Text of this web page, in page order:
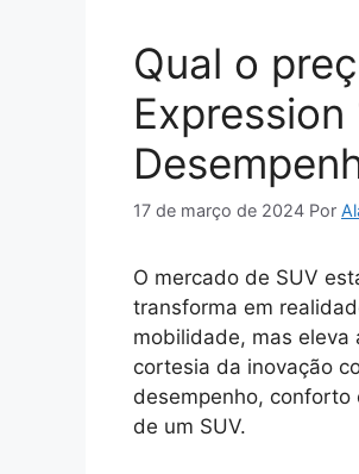
Qual o
17 de março de 2024 Por
O mercado de SUV
transforma em
mobilidade, mas eleva
cortesia da inovação
desempenho, conforto
de um SUV.